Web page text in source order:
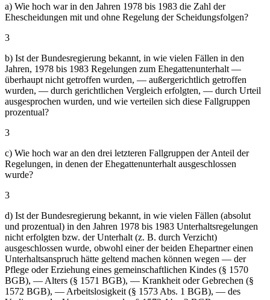
a) Wie hoch war in den Jahren 1978 bis 1983 die Zahl der
Ehescheidungen mit und ohne Regelung der Scheidungsfolgen?
3
b) Ist der Bundesregierung bekannt, in wie vielen Fällen in den
Jahren, 1978 bis 1983 Regelungen zum Ehegattenunterhalt —
überhaupt nicht getroffen wurden, — außergerichtlich getroffen
wurden, — durch gerichtlichen Vergleich erfolgten, — durch Urteil
ausgesprochen wurden, und wie verteilen sich diese Fallgruppen
prozentual?
3
c) Wie hoch war an den drei letzteren Fallgruppen der Anteil der
Regelungen, in denen der Ehegattenunterhalt ausgeschlossen
wurde?
3
d) Ist der Bundesregierung bekannt, in wie vielen Fällen (absolut
und prozentual) in den Jahren 1978 bis 1983 Unterhaltsregelungen
nicht erfolgten bzw. der Unterhalt (z. B. durch Verzicht)
ausgeschlossen wurde, obwohl einer der beiden Ehepartner einen
Unterhaltsanspruch hätte geltend machen können wegen — der
Pflege oder Erziehung eines gemeinschaftlichen Kindes (§ 1570
BGB), — Alters (§ 1571 BGB), — Krankheit oder Gebrechen (§
1572 BGB), — Arbeitslosigkeit (§ 1573 Abs. 1 BGB), — des